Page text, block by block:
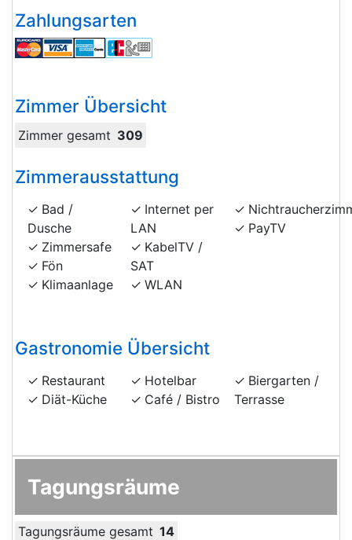
Zahlungsarten
Zimmer Übersicht
Zimmer gesamt 309
Zimmerausstattung
Bad /
Dusche
Zimmersafe
Fön
Klimaanlage
Internet per
LAN
KabelTV /
SAT
WLAN
PayTV
Gastronomie Übersicht
Restaurant
Diät-Küche
Hotelbar
Café / Bistro
Biergarten /
Terrasse
Tagungsräume
Tagungsräume gesamt 14